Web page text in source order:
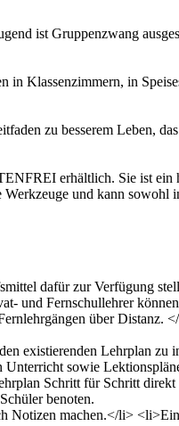
ist Gruppenzwang
Klassenzimmern, in
zu besserem Leben,
erhältlich. Sie ist ein
und kann sowohl